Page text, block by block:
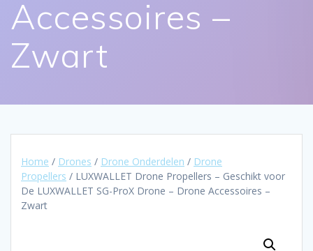
Accessoires –
Zwart
Home / Drones / Drone Onderdelen / Drone
Propellers / LUXWALLET Drone Propellers – Geschikt voor
De LUXWALLET SG-ProX Drone – Drone Accessoires –
Zwart